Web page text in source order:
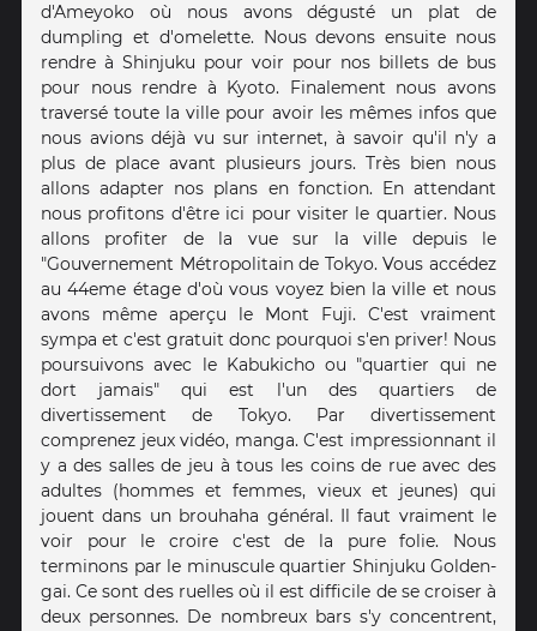
d'Ameyoko où nous avons dégusté un plat de
dumpling et d'omelette. Nous devons ensuite nous
rendre à Shinjuku pour voir pour nos billets de bus
pour nous rendre à Kyoto. Finalement nous avons
traversé toute la ville pour avoir les mêmes infos que
nous avions déjà vu sur internet, à savoir qu'il n'y a
plus de place avant plusieurs jours. Très bien nous
allons adapter nos plans en fonction. En attendant
nous profitons d'être ici pour visiter le quartier. Nous
allons profiter de la vue sur la ville depuis le
"Gouvernement Métropolitain de Tokyo. Vous accédez
au 44eme étage d'où vous voyez bien la ville et nous
avons même aperçu le Mont Fuji. C'est vraiment
sympa et c'est gratuit donc pourquoi s'en priver! Nous
poursuivons avec le Kabukicho ou "quartier qui ne
dort jamais" qui est l'un des quartiers de
divertissement de Tokyo. Par divertissement
comprenez jeux vidéo, manga. C'est impressionnant il
y a des salles de jeu à tous les coins de rue avec des
adultes (hommes et femmes, vieux et jeunes) qui
jouent dans un brouhaha général. Il faut vraiment le
voir pour le croire c'est de la pure folie. Nous
terminons par le minuscule quartier Shinjuku Golden-
gai. Ce sont des ruelles où il est difficile de se croiser à
deux personnes. De nombreux bars s'y concentrent,